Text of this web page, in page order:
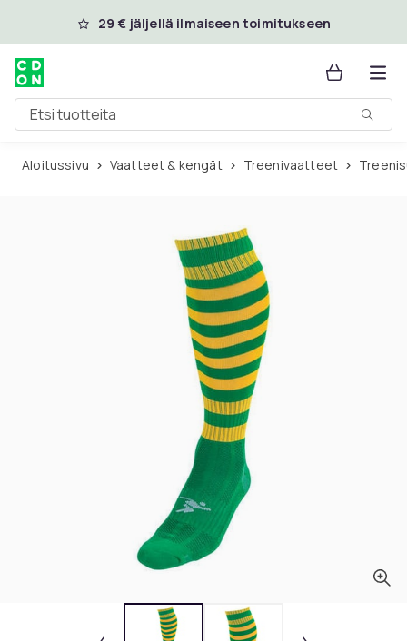
Ohita ja siirry pääsisältöön
29 € jäljellä ilmaiseen toimitukseen
Etsi tuotteita
Aloitussivu Vaatteet & kengät Treenivaatteet